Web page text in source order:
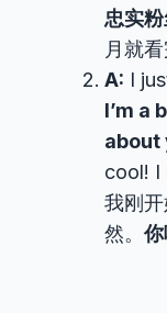
忠实
月就
A: I
I’m a
about
cool! I
我刚开
然。